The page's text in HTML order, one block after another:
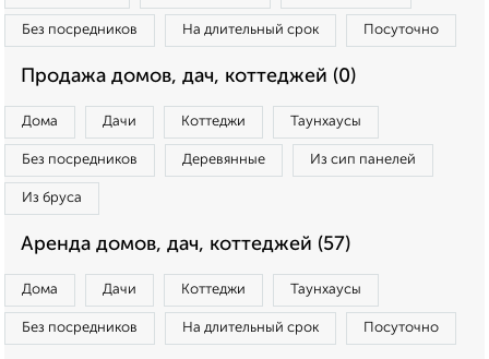
Без посредников На длительный срок Посуточно
Продажа домов, дач, коттеджей (0)
Дома Дачи Коттеджи Таунхаусы
Без посредников Деревянные Из сип панелей
Из бруса
Аренда домов, дач, коттеджей (57)
Дома Дачи Коттеджи Таунхаусы
Без посредников На длительный срок Посуточно